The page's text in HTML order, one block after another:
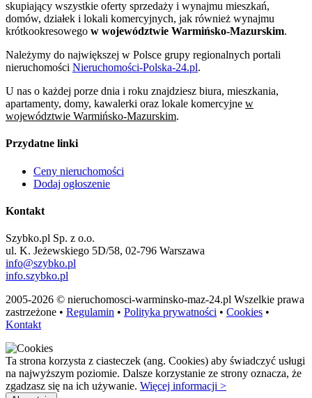
skupiający wszystkie oferty sprzedaży i wynajmu mieszkań,
domów, działek i lokali komercyjnych, jak również wynajmu
krótkookresowego w województwie Warmińsko-Mazurskim.
Należymy do największej w Polsce grupy regionalnych portali
nieruchomości Nieruchomości-Polska-24.pl.
U nas o każdej porze dnia i roku znajdziesz biura, mieszkania,
apartamenty, domy, kawalerki oraz lokale komercyjne w
województwie Warmińsko-Mazurskim.
Przydatne linki
Ceny nieruchomości
Dodaj ogłoszenie
Kontakt
Szybko.pl Sp. z o.o.
ul. K. Jeżewskiego 5D/58, 02-796 Warszawa
info@szybko.pl
info.szybko.pl
2005-2026 © nieruchomosci-warminsko-maz-24.pl Wszelkie prawa
zastrzeżone • Regulamin • Polityka prywatności • Cookies •
Kontakt
Ta strona korzysta z ciasteczek (ang. Cookies) aby świadczyć usługi
na najwyższym poziomie. Dalsze korzystanie ze strony oznacza, że
zgadzasz się na ich używanie. Więcej informacji >